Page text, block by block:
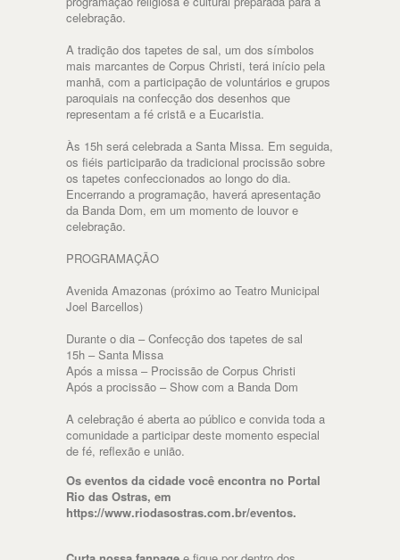
celebração.
A tradição dos tapetes de sal, um dos símbolos
mais marcantes de Corpus Christi, terá início pela
manhã, com a participação de voluntários e grupos
paroquiais na confecção dos desenhos que
representam a fé cristã e a Eucaristia.
Às 15h será celebrada a Santa Missa. Em seguida,
os fiéis participarão da tradicional procissão sobre
os tapetes confeccionados ao longo do dia.
Encerrando a programação, haverá apresentação
da Banda Dom, em um momento de louvor e
celebração.
PROGRAMAÇÃO
Avenida Amazonas (próximo ao Teatro Municipal
Joel Barcellos)
Durante o dia – Confecção dos tapetes de sal
15h – Santa Missa
Após a missa – Procissão de Corpus Christi
Após a procissão – Show com a Banda Dom
A celebração é aberta ao público e convida toda a
comunidade a participar deste momento especial
de fé, reflexão e união.
Os eventos da cidade você encontra no Portal
Rio das Ostras, em
https://www.riodasostras.com.br/eventos.